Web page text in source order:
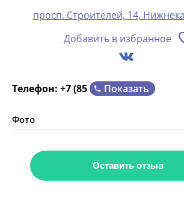
просп. Строителей, 14,
Добавить в избранное
Телефон: +7 (85 Показать
Фото
Оставить отзыв